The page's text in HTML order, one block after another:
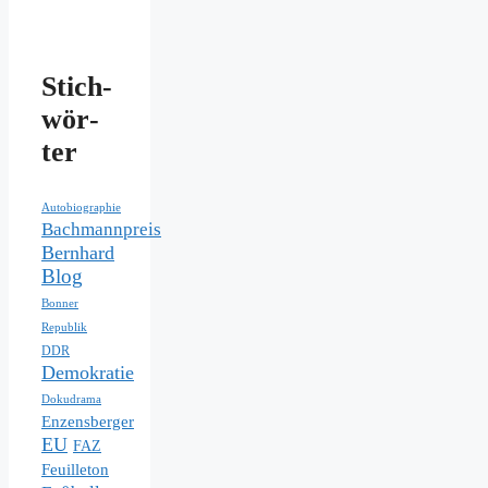
Stich­
wör­
ter
Autobiographie
Bachmannpreis
Bernhard
Blog
Bonner
Republik
DDR
Demokratie
Dokudrama
Enzensberger
EU FAZ
Feuilleton